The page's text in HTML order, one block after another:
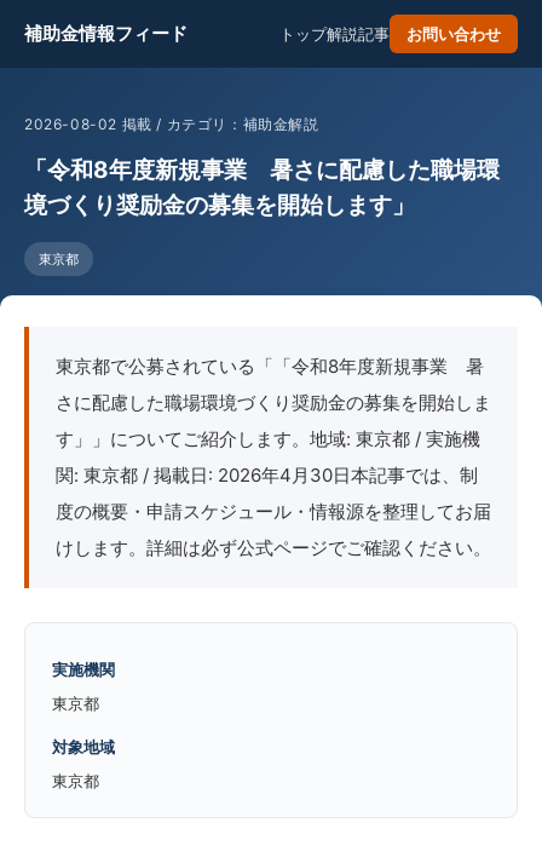
補助金情報フィード トップ解説記事 お問い合わせ
2026-08-02 掲載 / カテゴリ：補助金解説
「令和8年度新規事業 暑さに配慮した職場環
境づくり奨励金の募集を開始します」
東京都
東京都で公募されている「「令和8年度新規事業 暑
さに配慮した職場環境づくり奨励金の募集を開始しま
す」」についてご紹介します。地域: 東京都 / 実施機
関: 東京都 / 掲載日: 2026年4月30日本記事では、制
度の概要・申請スケジュール・情報源を整理してお届
けします。詳細は必ず公式ページでご確認ください。
実施機関
東京都
対象地域
東京都